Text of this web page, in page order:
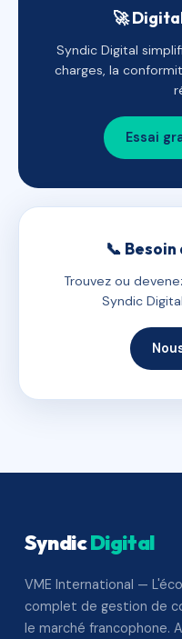
🚀
Syndic Digital
charges, la
Essai
📞 Besoin
Trouvez ou
Syndic
SyndicDigital
VME International —
complet de gestion de
le marché francophone.